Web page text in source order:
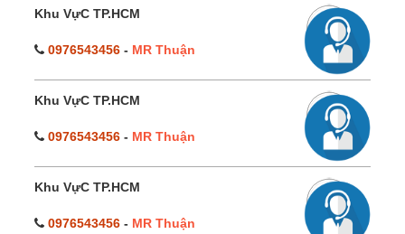
Khu VựC TP.HCM
0976543456 - MR Thuận
Khu VựC TP.HCM
0976543456 - MR Thuận
Khu VựC TP.HCM
0976543456 - MR Thuận